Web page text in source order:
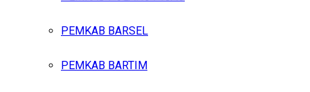
PEMKAB BARSEL
PEMKAB BARTIM